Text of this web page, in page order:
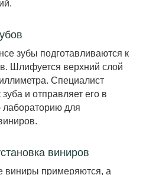
зубы подготавливаются к
Шлифуется верхний слой
Специалист
зуба и отправляет его в
лабораторию для
виниров
виниры примеряются, а